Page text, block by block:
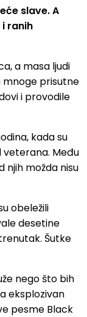
slave. A
ranih
a masa ljudi
mnoge prisutne
i provodile
kada su
veterana. Među
njih možda nisu
obeležili
desetine
Šutke
nego što bih
eksplozivan
pesme Black